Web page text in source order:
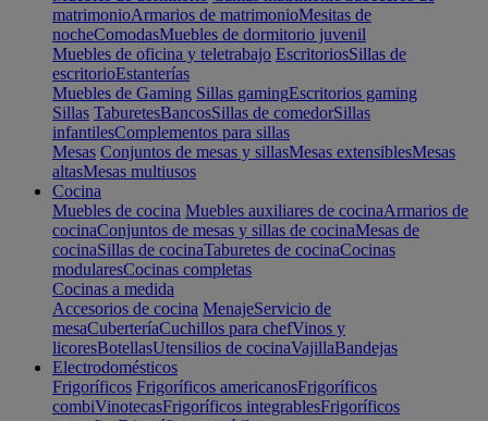
matrimonioArmarios de matrimonioMesitas de
nocheComodasMuebles de dormitorio juvenil
Muebles de oficina y teletrabajo EscritoriosSillas de
escritorioEstanterías
Muebles de Gaming Sillas gamingEscritorios gaming
Sillas TaburetesBancosSillas de comedorSillas
infantilesComplementos para sillas
Mesas Conjuntos de mesas y sillasMesas extensiblesMesas
altasMesas multiusos
Cocina
Muebles de cocina Muebles auxiliares de cocinaArmarios de
cocinaConjuntos de mesas y sillas de cocinaMesas de
cocinaSillas de cocinaTaburetes de cocinaCocinas
modularesCocinas completas
Cocinas a medida
Accesorios de cocina MenajeServicio de
mesaCuberteríaCuchillos para chefVinos y
licoresBotellasUtensilios de cocinaVajillaBandejas
Electrodomésticos
Frigoríficos Frigoríficos americanosFrigoríficos
combiVinotecasFrigoríficos integrablesFrigoríficos